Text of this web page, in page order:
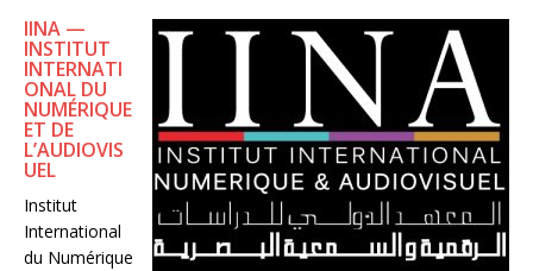
IINA —
INSTITUT
INTERNATI
ONAL DU
NUMÉRIQUE
ET DE
L’AUDIOVIS
UEL
Institut
International
du Numérique